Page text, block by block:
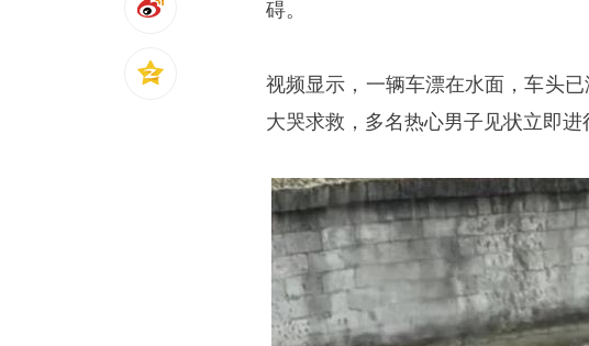
碍。
视频显示，一辆车漂在水面，车头
大哭求救，多名热心男子见状立即进